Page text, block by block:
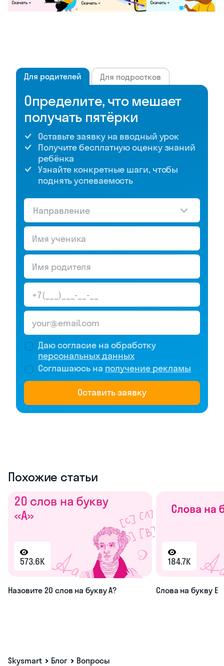
Для родителей Для подростков
Определите, что мешает
получать пятёрки
Оставьте заявку на вводный урок
Получите бесплатную оценку знаний
ребёнка
Узнайте конкретные шаги, чтобы
поднять успеваемость
Направление
Даю согласие на обработку
персональных данных
Соглашаюсь на получение рекламы
Оставить заявку
Похожие статьи
573.6K
Назовите 20 слов на букву А?
184.7K
Слова на букву Е
Skysmart Блог
Вопросы